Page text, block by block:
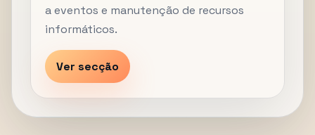
a eventos e manutenção de recursos
informáticos.
Ver secção